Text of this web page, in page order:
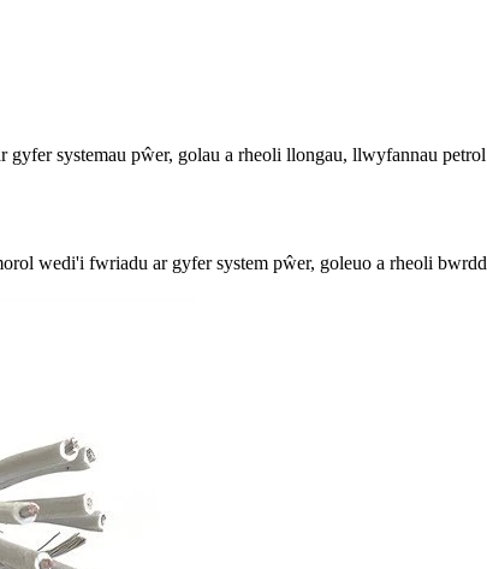
systemau pŵer, golau a rheoli llongau, llwyfannau petrol
wedi'i fwriadu ar gyfer system pŵer, goleuo a rheoli bwrdd